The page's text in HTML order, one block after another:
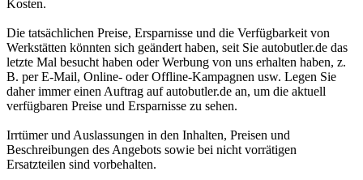
Kosten.
Die tatsächlichen Preise, Ersparnisse und die Verfügbarkeit von
Werkstätten könnten sich geändert haben, seit Sie autobutler.de das
letzte Mal besucht haben oder Werbung von uns erhalten haben, z.
B. per E-Mail, Online- oder Offline-Kampagnen usw. Legen Sie
daher immer einen Auftrag auf autobutler.de an, um die aktuell
verfügbaren Preise und Ersparnisse zu sehen.
Irrtümer und Auslassungen in den Inhalten, Preisen und
Beschreibungen des Angebots sowie bei nicht vorrätigen
Ersatzteilen sind vorbehalten.